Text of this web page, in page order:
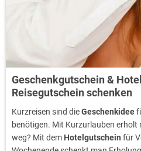
Geschenkgutschein &
Reisegutschein schenken
Kurzreisen sind dieGeschenkidee
benötigen. Mit Kurzurlauben erholt
weg? Mit dem Hotelgutschein für